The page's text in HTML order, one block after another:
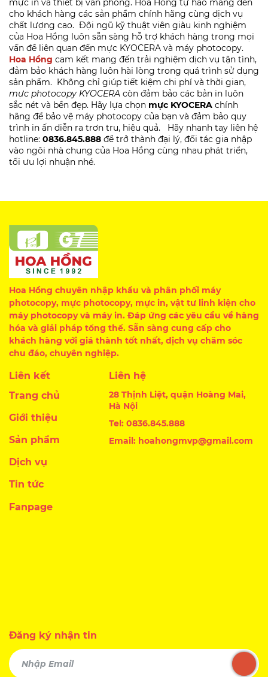
mực in và thiết bị văn phòng. Hoa Hồng tự hào mang đến
cho khách hàng các sản phẩm chính hãng cùng dịch vụ
chất lượng cao. Đội ngũ kỹ thuật viên giàu kinh nghiệm
của Hoa Hồng luôn sẵn sàng hỗ trợ khách hàng trong mọi
vấn đề liên quan đến mực KYOCERA và máy photocopy.
Hoa Hồng cam kết mang đến trải nghiệm dịch vụ tận tình,
đảm bảo khách hàng luôn hài lòng trong quá trình sử dụng
sản phẩm. Không chỉ giúp tiết kiệm chi phí và thời gian,
mực photocopy KYOCERA còn đảm bảo các bản in luôn
sắc nét và bền đẹp. Hãy lựa chọn mực KYOCERA chính
hãng để bảo vệ máy photocopy của bạn và đảm bảo quy
trình in ấn diễn ra trơn tru, hiệu quả.
Hãy nhanh tay liên hệ
hotline: 0836.845.888 để trở thành đại lý, đối tác gia nhập
vào ngôi nhà chung của Hoa Hồng cùng nhau phát triển,
tối ưu lợi nhuận nhé.
Hoa Hồng chuyên nhập khẩu và phân phối máy
photocopy, mực photocopy, mực in, vật tư linh kiện cho
máy photocopy và máy in. Đáp ứng các yêu cầu về hàng
hóa và giải pháp tổng thể. Sẵn sàng cung cấp cho
khách hàng với giá thành tốt nhất, dịch vụ chăm sóc
chu đáo, chuyên nghiệp.
Liên kết
Trang chủ
Giới thiệu
Sản phẩm
Dịch vụ
Tin tức
Liên hệ
28 Thịnh Liệt, quận Hoàng Mai,
Hà Nội
Tel: 0836.845.888
Email: hoahongmvp@gmail.com
Fanpage
Đăng ký nhận tin